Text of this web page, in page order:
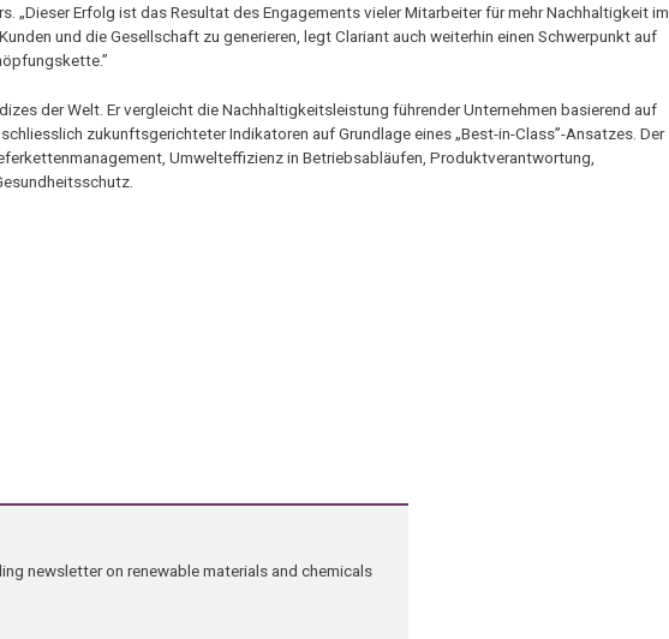
„Dieser Erfolg ist das Resultat des Engagements vieler Mitarbeiter für mehr Nachhaltigkeit im
und die Gesellschaft zu generieren, legt Clariant auch weiterhin einen Schwerpunkt auf
der Welt. Er vergleicht die Nachhaltigkeitsleistung führender Unternehmen basierend auf
zukunftsgerichteter Indikatoren auf Grundlage eines „Best-in-Class”-Ansatzes. Der
Umwelteffizienz in Betriebsabläufen, Produktverantwortung,
newsletter on renewable materials and chemicals